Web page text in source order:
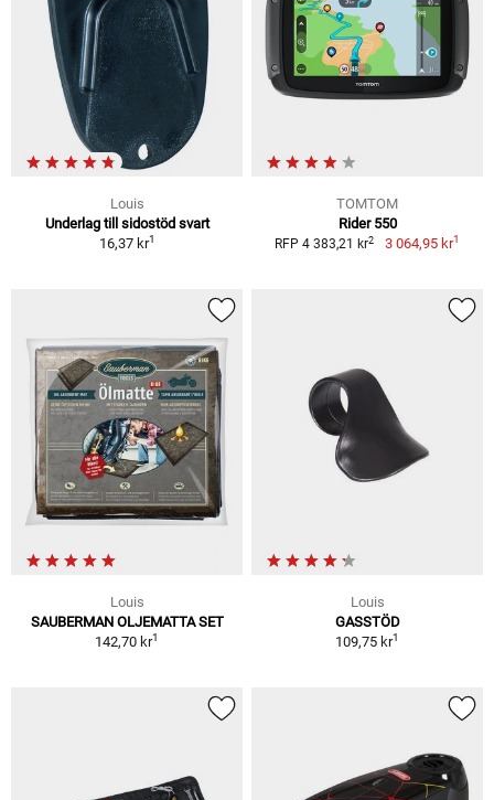
Louis
Underlag till sidostöd svart
16,37 kr1
TOMTOM
Rider 550
RFP 4 383,21 kr2 3 064,95 kr1
Louis
SAUBERMAN OLJEMATTA SET
142,70 kr1
Louis
GASSTÖD
109,75 kr1